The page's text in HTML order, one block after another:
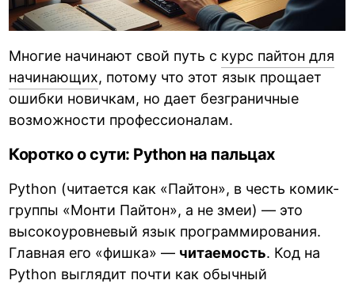
Многие начинают свой путь с курс пайтон для
начинающих, потому что этот язык прощает
ошибки новичкам, но дает безграничные
возможности профессионалам.
Коротко о сути: Python на пальцах
Python (читается как «Пайтон», в честь комик-
группы «Монти Пайтон», а не змеи) — это
высокоуровневый язык программирования.
Главная его «фишка» — читаемость. Код на
Python выглядит почти как обычный